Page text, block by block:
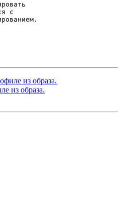
с
из образа.
из образа.